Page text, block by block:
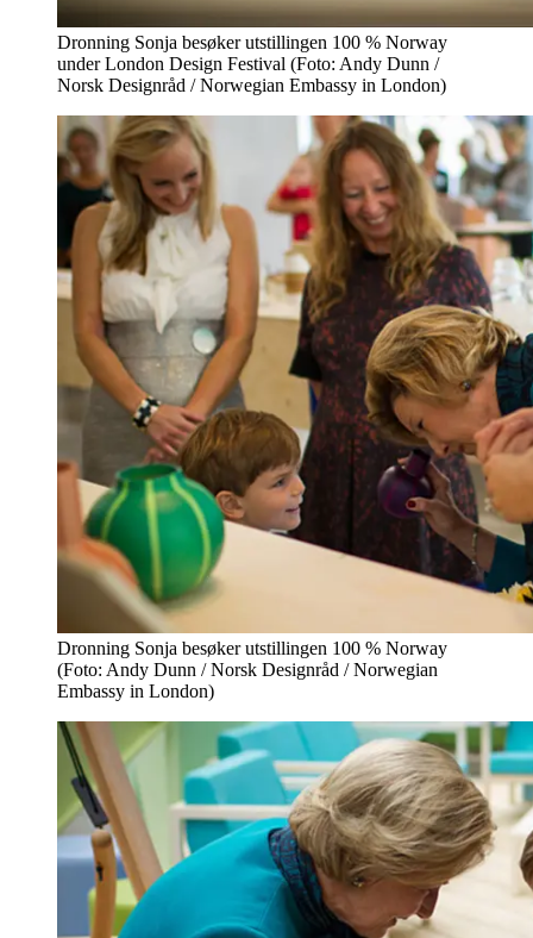
Dronning Sonja besøker utstillingen 100 % Norway
under London Design Festival (Foto: Andy Dunn /
Norsk Designråd / Norwegian Embassy in London)
Dronning Sonja besøker utstillingen 100 % Norway
(Foto: Andy Dunn / Norsk Designråd / Norwegian
Embassy in London)